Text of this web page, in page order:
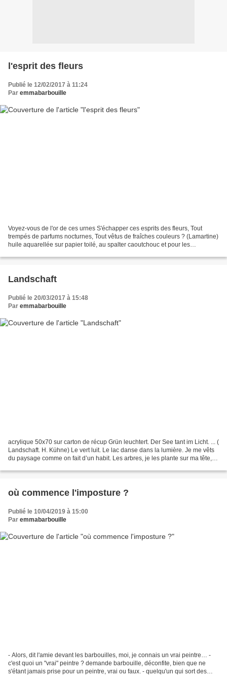
l'esprit des fleurs
Publié le 12/02/2017 à 11:24
Par emmabarbouille
Voyez-vous de l'or de ces urnes S'échapper ces esprits des fleurs, Tout
trempés de parfums nocturnes, Tout vêtus de fraîches couleurs ? (Lamartine)
huile aquarellée sur papier toilé, au spalter caoutchouc et pour les
Landschaft
Publié le 20/03/2017 à 15:48
Par emmabarbouille
acrylique 50x70 sur carton de récup Grün leuchtert. Der See tant im Licht. ... (
Landschaft. H. Kühne) Le vert luit. Le lac danse dans la lumière. Je me vêts
du paysage comme on fait d’un habit. Les arbres, je les plante sur ma tête,
où commence l'imposture ?
Publié le 10/04/2019 à 15:00
Par emmabarbouille
- Alors, dit l'amie devant les barbouilles, moi, je connais un vrai peintre… -
c'est quoi un "vrai" peintre ? demande barbouille, déconfite, bien que ne
s'étant jamais prise pour un peintre, vrai ou faux. - quelqu'un qui sort des